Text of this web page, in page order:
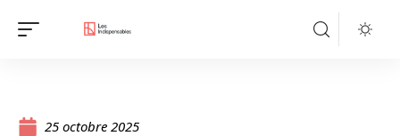
25 octobre 2025